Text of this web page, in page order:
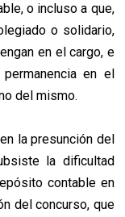
o incluso a que,
o solidario,
en el cargo, e
en el
del mismo.
la presunción del
la dificultad
contable en
del concurso, que